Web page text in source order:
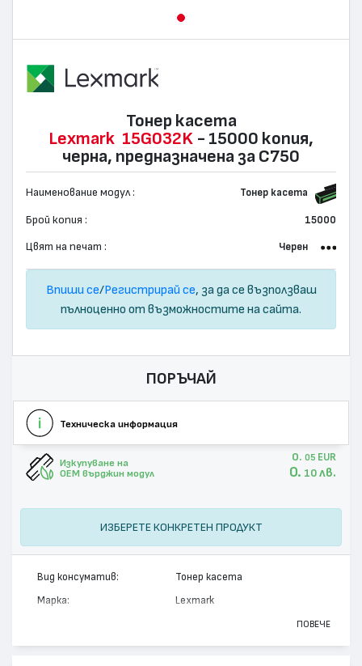
Тонер касета
Lexmark 15G032K - 15000 копия,
черна, предназначена за C750
Наименование модул : Тонер касета
Брой копия : 15000
Цвят на печат : Черен
Впиши се/Регистрирай се, за да се възползваш
пълноценно от възможностите на сайта.
ПОРЪЧАЙ
Техническа информация
Изкупуване на
OEM върджин модул
0. 05 EUR
0. 10 лв.
ИЗБЕРЕТЕ КОНКРЕТЕН ПРОДУКТ
Вид консуматив: Тонер касета
Марка: Lexmark
Цвят: Черен
ПОВЕЧЕ